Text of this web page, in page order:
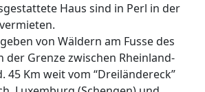
Haus sind in Perl in der
von Wäldern am Fusse des
der Grenze zwischen Rheinland-
45 Km weit vom “Dreiländereck”